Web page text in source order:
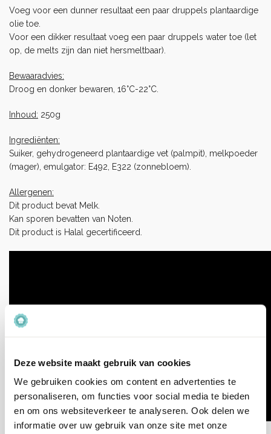
Deze website maakt gebruik van cookies
We gebruiken cookies om content en advertenties te
personaliseren, om functies voor social media te bieden
en om ons websiteverkeer te analyseren. Ook delen we
informatie over uw gebruik van onze site met onze
Voeg voor een dunner resultaat een paar druppels plantaardige
olie toe.
Voor een dikker resultaat voeg een paar druppels water toe (let
op, de melts zijn dan niet hersmeltbaar).
Bewaaradvies:
Droog en donker bewaren, 16°C-22°C.
Inhoud: 250g
Ingrediënten:
Suiker, gehydrogeneerd plantaardige vet (palmpit), melkpoeder
(mager), emulgator: E492, E322 (zonnebloem).
Allergenen:
Dit product bevat Melk.
Kan sporen bevatten van Noten.
Dit product is Halal gecertificeerd.